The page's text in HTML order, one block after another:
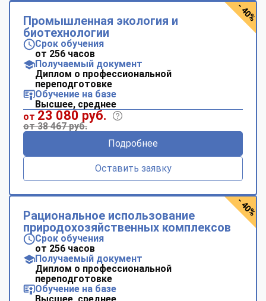
Промышленная экология и
биотехнологии
Срок обучения
от 256 часов
Получаемый документ
Диплом о профессиональной
переподготовке
Обучение на базе
Высшее, среднее
от 23 080 руб.
от 38 467 руб.
Подробнее
Оставить заявку
- 40%
Рациональное использование
природохозяйственных комплексов
Срок обучения
от 256 часов
Получаемый документ
Диплом о профессиональной
переподготовке
Обучение на базе
- 40%